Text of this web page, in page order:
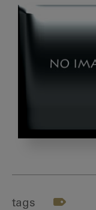
tags